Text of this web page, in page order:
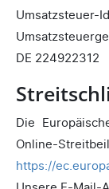
DE 224922312
Die
Online-
https://